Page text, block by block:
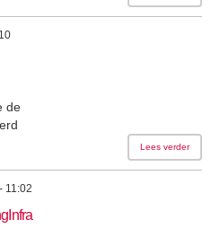
de
Lees verder
11:02